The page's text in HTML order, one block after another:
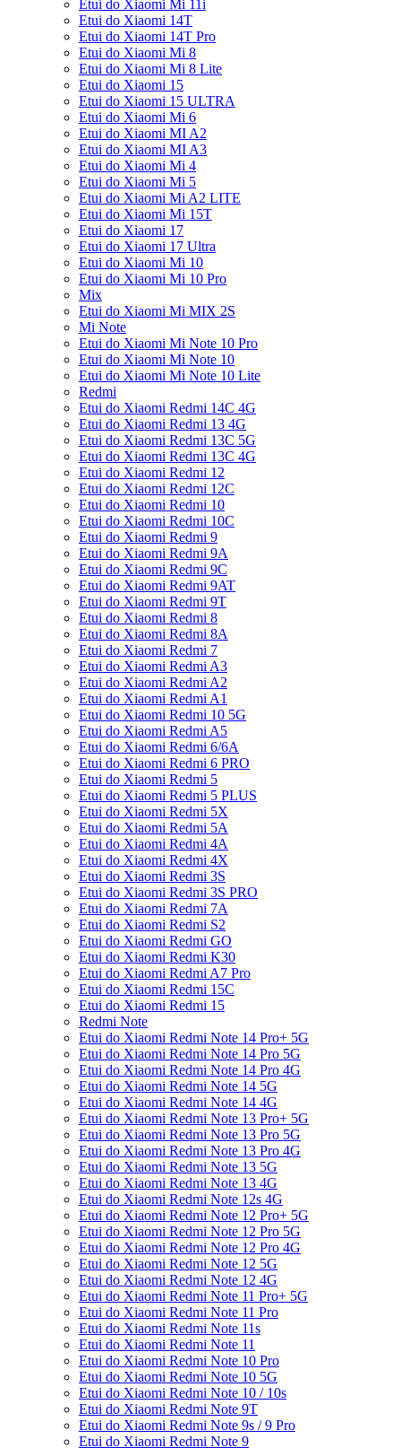
Etui do Xiaomi Mi 11i
Etui do Xiaomi 14T
Etui do Xiaomi 14T Pro
Etui do Xiaomi Mi 8
Etui do Xiaomi Mi 8 Lite
Etui do Xiaomi 15
Etui do Xiaomi 15 ULTRA
Etui do Xiaomi Mi 6
Etui do Xiaomi MI A2
Etui do Xiaomi MI A3
Etui do Xiaomi Mi 4
Etui do Xiaomi Mi 5
Etui do Xiaomi Mi A2 LITE
Etui do Xiaomi Mi 15T
Etui do Xiaomi 17
Etui do Xiaomi 17 Ultra
Etui do Xiaomi Mi 10
Etui do Xiaomi Mi 10 Pro
Mix
Etui do Xiaomi Mi MIX 2S
Mi Note
Etui do Xiaomi Mi Note 10 Pro
Etui do Xiaomi Mi Note 10
Etui do Xiaomi Mi Note 10 Lite
Redmi
Etui do Xiaomi Redmi 14C 4G
Etui do Xiaomi Redmi 13 4G
Etui do Xiaomi Redmi 13C 5G
Etui do Xiaomi Redmi 13C 4G
Etui do Xiaomi Redmi 12
Etui do Xiaomi Redmi 12C
Etui do Xiaomi Redmi 10
Etui do Xiaomi Redmi 10C
Etui do Xiaomi Redmi 9
Etui do Xiaomi Redmi 9A
Etui do Xiaomi Redmi 9C
Etui do Xiaomi Redmi 9AT
Etui do Xiaomi Redmi 9T
Etui do Xiaomi Redmi 8
Etui do Xiaomi Redmi 8A
Etui do Xiaomi Redmi 7
Etui do Xiaomi Redmi A3
Etui do Xiaomi Redmi A2
Etui do Xiaomi Redmi A1
Etui do Xiaomi Redmi 10 5G
Etui do Xiaomi Redmi A5
Etui do Xiaomi Redmi 6/6A
Etui do Xiaomi Redmi 6 PRO
Etui do Xiaomi Redmi 5
Etui do Xiaomi Redmi 5 PLUS
Etui do Xiaomi Redmi 5X
Etui do Xiaomi Redmi 5A
Etui do Xiaomi Redmi 4A
Etui do Xiaomi Redmi 4X
Etui do Xiaomi Redmi 3S
Etui do Xiaomi Redmi 3S PRO
Etui do Xiaomi Redmi 7A
Etui do Xiaomi Redmi S2
Etui do Xiaomi Redmi GO
Etui do Xiaomi Redmi K30
Etui do Xiaomi Redmi A7 Pro
Etui do Xiaomi Redmi 15C
Etui do Xiaomi Redmi 15
Redmi Note
Etui do Xiaomi Redmi Note 14 Pro+ 5G
Etui do Xiaomi Redmi Note 14 Pro 5G
Etui do Xiaomi Redmi Note 14 Pro 4G
Etui do Xiaomi Redmi Note 14 5G
Etui do Xiaomi Redmi Note 14 4G
Etui do Xiaomi Redmi Note 13 Pro+ 5G
Etui do Xiaomi Redmi Note 13 Pro 5G
Etui do Xiaomi Redmi Note 13 Pro 4G
Etui do Xiaomi Redmi Note 13 5G
Etui do Xiaomi Redmi Note 13 4G
Etui do Xiaomi Redmi Note 12s 4G
Etui do Xiaomi Redmi Note 12 Pro+ 5G
Etui do Xiaomi Redmi Note 12 Pro 5G
Etui do Xiaomi Redmi Note 12 Pro 4G
Etui do Xiaomi Redmi Note 12 5G
Etui do Xiaomi Redmi Note 12 4G
Etui do Xiaomi Redmi Note 11 Pro+ 5G
Etui do Xiaomi Redmi Note 11 Pro
Etui do Xiaomi Redmi Note 11s
Etui do Xiaomi Redmi Note 11
Etui do Xiaomi Redmi Note 10 Pro
Etui do Xiaomi Redmi Note 10 5G
Etui do Xiaomi Redmi Note 10 / 10s
Etui do Xiaomi Redmi Note 9T
Etui do Xiaomi Redmi Note 9s / 9 Pro
Etui do Xiaomi Redmi Note 9